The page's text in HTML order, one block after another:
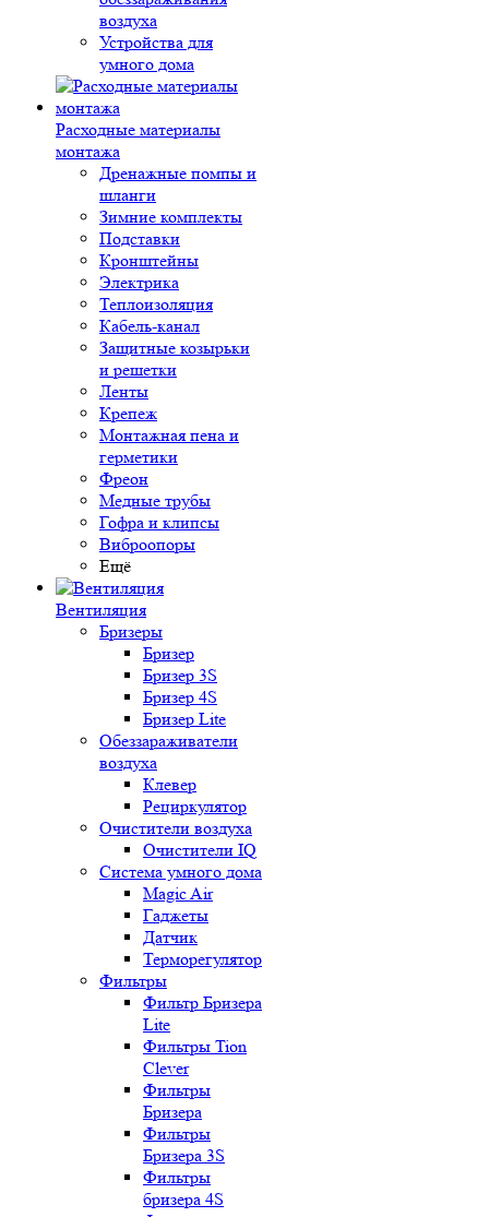
воздуха
Устройства для
умного дома
Расходные материалы
монтажа
Дренажные помпы и
шланги
Зимние комплекты
Подставки
Кронштейны
Электрика
Теплоизоляция
Кабель-канал
Защитные козырьки
и решетки
Ленты
Крепеж
Монтажная пена и
герметики
Фреон
Медные трубы
Гофра и клипсы
Виброопоры
Ещё
Вентиляция
Бризеры
Бризер
Бризер 3S
Бризер 4S
Бризер Lite
Обеззараживатели
воздуха
Клевер
Рециркулятор
Очистители воздуха
Очистители IQ
Система умного дома
Magic Air
Гаджеты
Датчик
Терморегулятор
Фильтры
Фильтр Бризера
Lite
Фильтры Tion
Clever
Фильтры
Бризера
Фильтры
Бризера 3S
Фильтры
бризера 4S